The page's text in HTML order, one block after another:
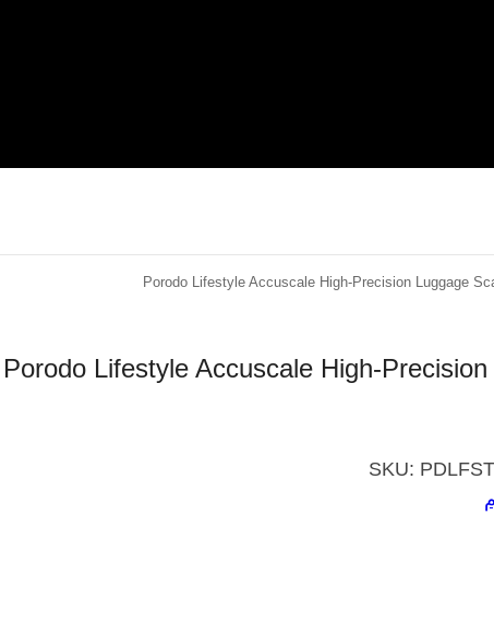
Porodo Lifestyle Accuscale High-Precision Luggage
Porodo Lifestyle Accuscale High-
SKU: